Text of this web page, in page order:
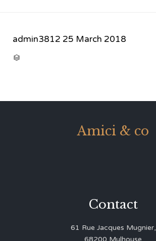
admin3812 25 March 2018

Amici & co
Contact
61 Rue Jacques Mugnier,